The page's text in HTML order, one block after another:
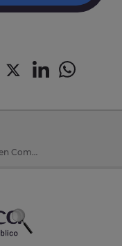
Oposiciones de Técnico Auxiliar de Archivo en Comunidad de Madrid